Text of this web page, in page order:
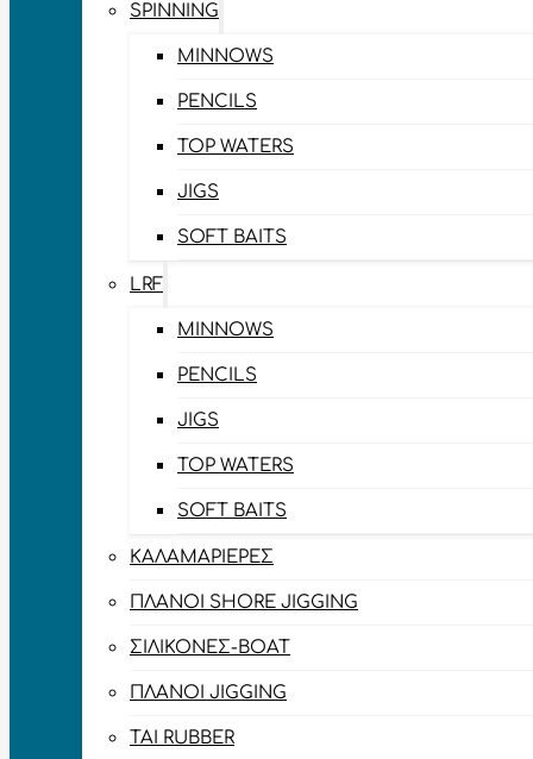
SPINNING
MINNOWS
PENCILS
TOP WATERS
JIGS
SOFT BAITS
LRF
MINNOWS
PENCILS
JIGS
TOP WATERS
SOFT BAITS
ΚΑΛΑΜΑΡΙΈΡΕΣ
ΠΛΆΝΟΙ SHORE JIGGING
ΣΙΛΙΚΌΝΕΣ-BOAT
ΠΛΆΝΟΙ JIGGING
TAI RUBBER